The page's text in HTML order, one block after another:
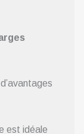
est idéale